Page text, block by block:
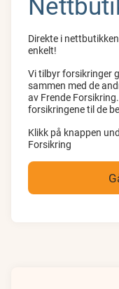
Direkte i
enkelt!
Vi tilbyr forsikringer
sammen med de
av Frende
forsikringene til de
Klikk på knappen
Forsikring